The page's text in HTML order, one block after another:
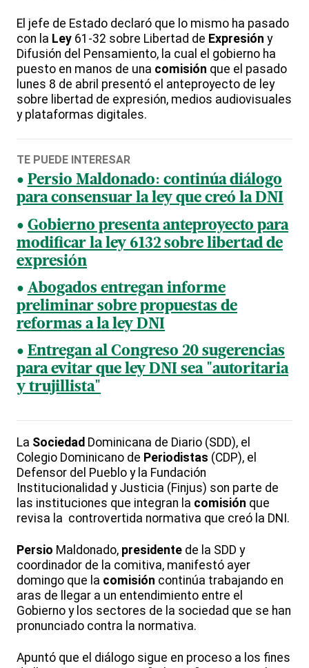
El jefe de Estado declaró que lo mismo ha pasado
con la Ley 61-32 sobre Libertad de Expresión y
Difusión del Pensamiento, la cual el gobierno ha
puesto en manos de una comisión que el pasado
lunes 8 de abril presentó el anteproyecto de ley
sobre libertad de expresión, medios audiovisuales
y plataformas digitales.
TE PUEDE INTERESAR
Persio Maldonado: continúa diálogo
para consensuar la ley que creó la DNI
Gobierno presenta anteproyecto para
modificar la ley 6132 sobre libertad de
expresión
Abogados entregan informe
preliminar sobre propuestas de
reformas a la ley DNI
Entregan al Congreso 20 sugerencias
para evitar que ley DNI sea "autoritaria
y trujillista"
La Sociedad Dominicana de Diario (SDD), el
Colegio Dominicano de Periodistas (CDP), el
Defensor del Pueblo y la Fundación
Institucionalidad y Justicia (Finjus) son parte de
las instituciones que integran la comisión que
revisa la controvertida normativa que creó la DNI.
Persio Maldonado, presidente de la SDD y
coordinador de la comitiva, manifestó ayer
domingo que la comisión continúa trabajando en
aras de llegar a un entendimiento entre el
Gobierno y los sectores de la sociedad que se han
pronunciado contra la normativa.
Apuntó que el diálogo sigue en proceso a los fines